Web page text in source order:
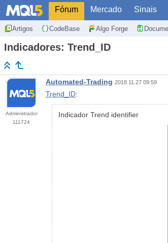
Fórum Mercado Sinais
Artigos CodeBase Algo Forge
Indicadores: Trend_ID
Administrador
111724
Automated-Trading 2018.11.27 09:59
Trend_ID:
Indicador Trend identifier